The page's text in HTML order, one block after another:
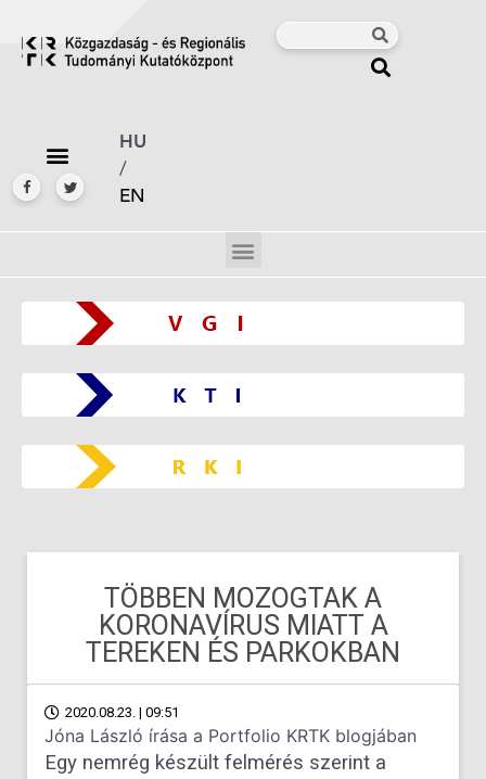
HU
/
EN
TÖBBEN MOZOGTAK A
KORONAVÍRUS MIATT A
TEREKEN ÉS PARKOKBAN
2020.08.23. | 09:51
Jóna László írása a Portfolio KRTK blogjában
Egy nemrég készült felmérés szerint a